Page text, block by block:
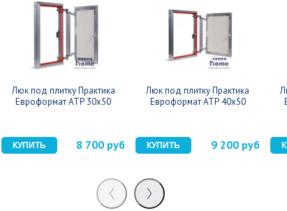
Люк под плитку Практика
Евроформат АТР 30x50
8 700 руб
Люк под плитку Практика
Евроформат АТР 40x50
9 200 руб